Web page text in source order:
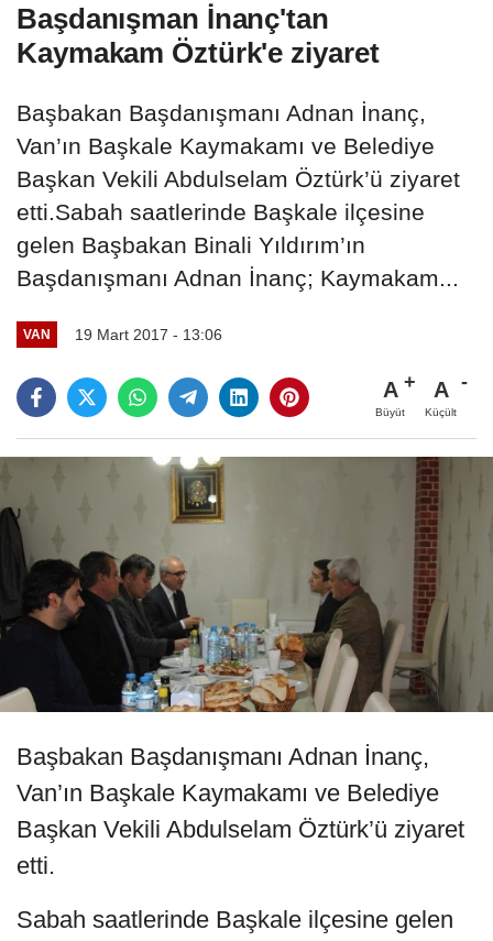
Başdanışman İnanç'tan
Kaymakam Öztürk'e ziyaret
Başbakan Başdanışmanı Adnan İnanç,
Van’ın Başkale Kaymakamı ve Belediye
Başkan Vekili Abdulselam Öztürk’ü ziyaret
etti.Sabah saatlerinde Başkale ilçesine
gelen Başbakan Binali Yıldırım’ın
Başdanışmanı Adnan İnanç; Kaymakam...
VAN 19 Mart 2017 - 13:06
A
Büyüt
A
Küçült
Başbakan Başdanışmanı Adnan İnanç,
Van’ın Başkale Kaymakamı ve Belediye
Başkan Vekili Abdulselam Öztürk’ü ziyaret
etti.
Sabah saatlerinde Başkale ilçesine gelen